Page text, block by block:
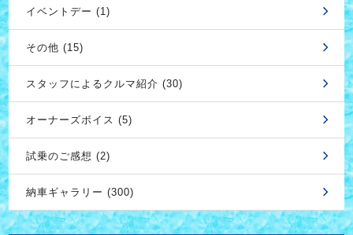
イベントデー (1)
その他 (15)
スタッフによるクルマ紹介 (30)
オーナーズボイス (5)
試乗のご感想 (2)
納車ギャラリー (300)